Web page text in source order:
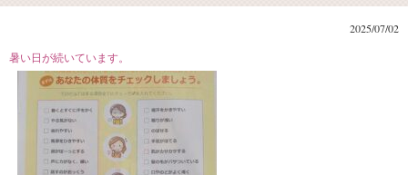
2025/07/02
暑い日が続いています。